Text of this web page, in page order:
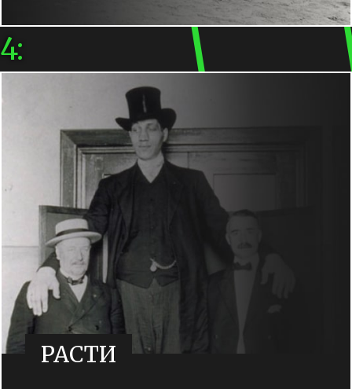
4:
РАСТИ